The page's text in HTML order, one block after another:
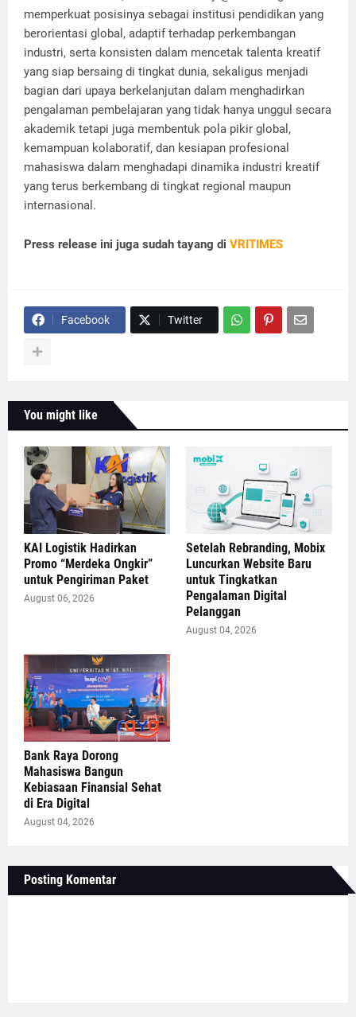
memperkuat posisinya sebagai institusi pendidikan yang
berorientasi global, adaptif terhadap perkembangan
industri, serta konsisten dalam mencetak talenta kreatif
yang siap bersaing di tingkat dunia, sekaligus menjadi
bagian dari upaya berkelanjutan dalam menghadirkan
pengalaman pembelajaran yang tidak hanya unggul secara
akademik tetapi juga membentuk pola pikir global,
kemampuan kolaboratif, dan kesiapan profesional
mahasiswa dalam menghadapi dinamika industri kreatif
yang terus berkembang di tingkat regional maupun
internasional.
Press release ini juga sudah tayang di VRITIMES
Facebook Twitter
You might like
KAI Logistik Hadirkan
Promo “Merdeka Ongkir”
untuk Pengiriman Paket
August 06, 2026
Setelah Rebranding, Mobix
Luncurkan Website Baru
untuk Tingkatkan
Pengalaman Digital
Pelanggan
August 04, 2026
Bank Raya Dorong
Mahasiswa Bangun
Kebiasaan Finansial Sehat
di Era Digital
August 04, 2026
Posting Komentar